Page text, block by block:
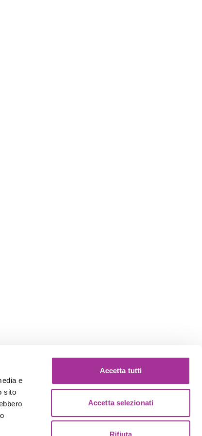
e
sito
Accetta tutti
Accetta selezionati
Rifiuta